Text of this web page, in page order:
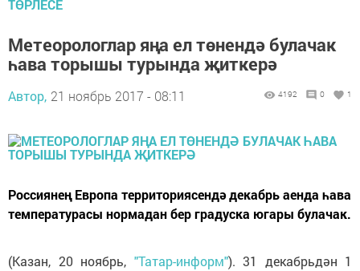
ТӨРЛЕСЕ
Метеорологлар яңа ел төнендә булачак
һава торышы турында җиткерә
Автор, 21 ноябрь 2017 - 08:11 4192 0 1
Россиянең Европа территориясендә декабрь аенда һава
температурасы нормадан бер градуска югары булачак.
(Казан, 20 ноябрь, "Татар-информ"). 31 декабрьдән 1